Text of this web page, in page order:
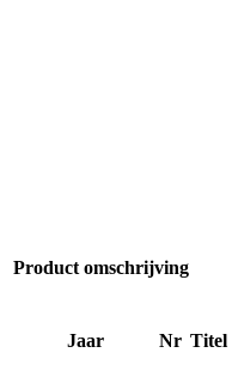
Product omschrijving
Jaar Nr Titel